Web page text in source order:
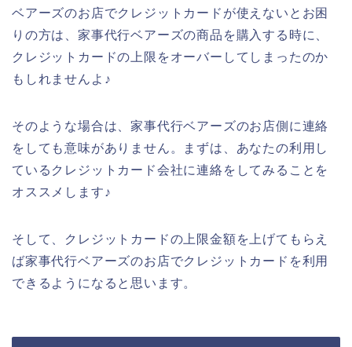
ベアーズのお店でクレジットカードが使えないとお困
りの方は、家事代行ベアーズの商品を購入する時に、
クレジットカードの上限をオーバーしてしまったのか
もしれませんよ♪
そのような場合は、家事代行ベアーズのお店側に連絡
をしても意味がありません。まずは、あなたの利用し
ているクレジットカード会社に連絡をしてみることを
オススメします♪
そして、クレジットカードの上限金額を上げてもらえ
ば家事代行ベアーズのお店でクレジットカードを利用
できるようになると思います。